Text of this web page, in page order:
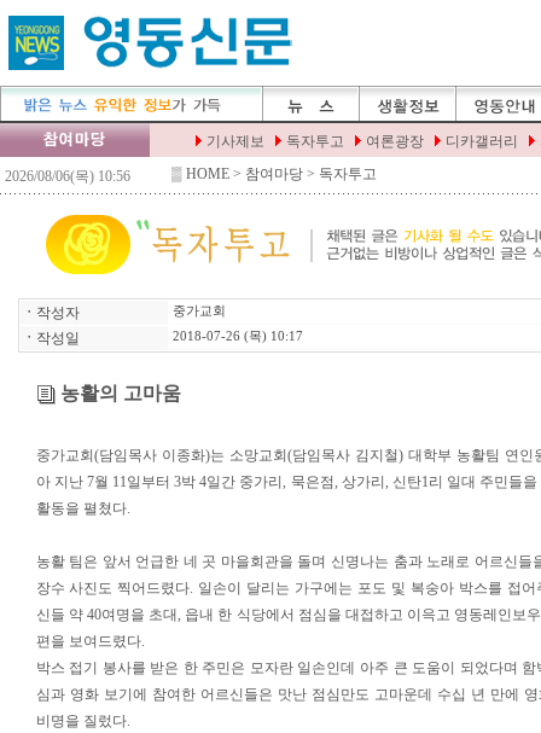
▒ HOME > 참여마당 > 독자투고
ㆍ 작성자 중가교회
ㆍ 작성일 2018-07-26 (목) 10:17
농활의 고마움
중가교회(담임목사 이종화)는 소망교회(담임목사 김지철) 대학부 농활팀 연인
아 지난 7월 11일부터 3박 4일간 중가리, 묵은점, 상가리, 신탄1리 일대 주민들
활동을 펼쳤다.
농활 팀은 앞서 언급한 네 곳 마을회관을 돌며 신명나는 춤과 노래로 어르신들
장수 사진도 찍어드렸다. 일손이 달리는 가구에는 포도 및 복숭아 박스를 접어
신들 약 40여명을 초대, 읍내 한 식당에서 점심을 대접하고 이윽고 영동레인보
편을 보여드렸다.
박스 접기 봉사를 받은 한 주민은 모자란 일손인데 아주 큰 도움이 되었다며
심과 영화 보기에 참여한 어르신들은 맛난 점심만도 고마운데 수십 년 만에
비명을 질렀다.